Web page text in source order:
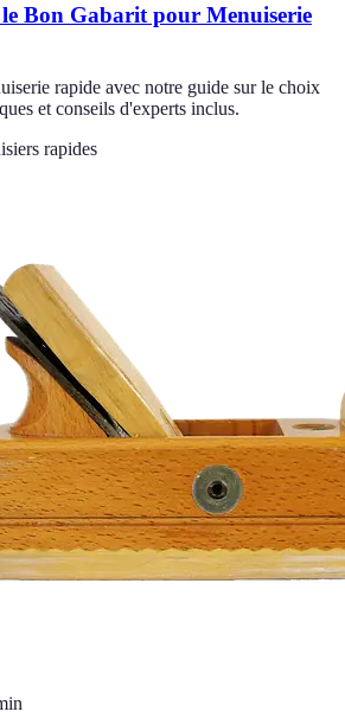
Bon Gabarit pour Menuiserie
rapide avec notre guide sur le choix
et conseils d'experts inclus.
rapides